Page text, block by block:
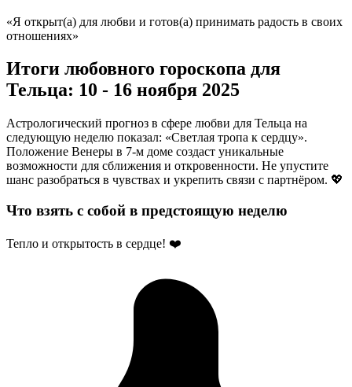
«Я открыт(а) для любви и готов(а) принимать радость в своих
отношениях»
Итоги любовного гороскопа для
Тельца: 10 - 16 ноября 2025
Астрологический прогноз в сфере любви для Тельца на
следующую неделю показал: «Светлая тропа к сердцу».
Положение Венеры в 7-м доме создаст уникальные
возможности для сближения и откровенности. Не упустите
шанс разобраться в чувствах и укрепить связи с партнёром. 💖
Что взять с собой в предстоящую неделю
Тепло и открытость в сердце! ❤️